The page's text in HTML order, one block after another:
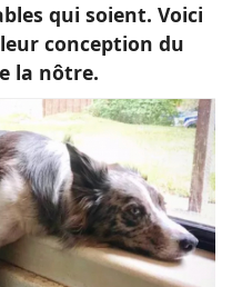
qui soient. Voici
conception du
la nôtre.